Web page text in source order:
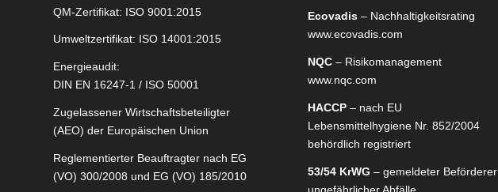
QM-Zertifikat: ISO 9001:2015
Umweltzertifikat: ISO 14001:2015
Energieaudit:
DIN EN 16247-1 / ISO 50001
Zugelassener Wirtschaftsbeteiligter
(AEO) der Europäischen Union
Reglementierter Beauftragter nach EG
(VO) 300/2008 und EG (VO) 185/2010
Ecovadis– Nachhaltigkeitsrating
www.ecovadis.com
NQC– Risikomanagement
www.nqc.com
HACCP– nach EU
Lebensmittelhygiene Nr. 852/2004
behördlich registriert
53/54 KrWG – gemeldeter Beförderer